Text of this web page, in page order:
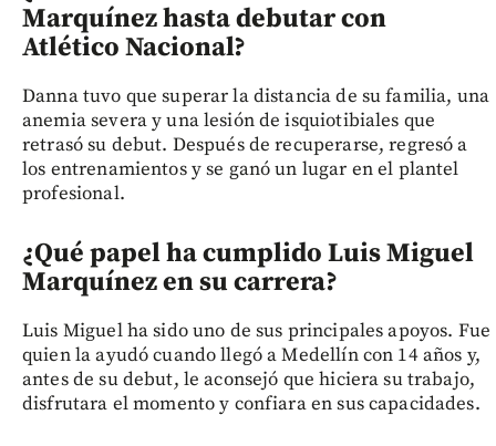
Marquínez hasta debutar con
Atlético Nacional?
Danna tuvo que superar la distancia de su familia, una
anemia severa y una lesión de isquiotibiales que
retrasó su debut. Después de recuperarse, regresó a
los entrenamientos y se ganó un lugar en el plantel
profesional.
¿Qué papel ha cumplido Luis Miguel
Marquínez en su carrera?
Luis Miguel ha sido uno de sus principales apoyos. Fue
quien la ayudó cuando llegó a Medellín con 14 años y,
antes de su debut, le aconsejó que hiciera su trabajo,
disfrutara el momento y confiara en sus capacidades.